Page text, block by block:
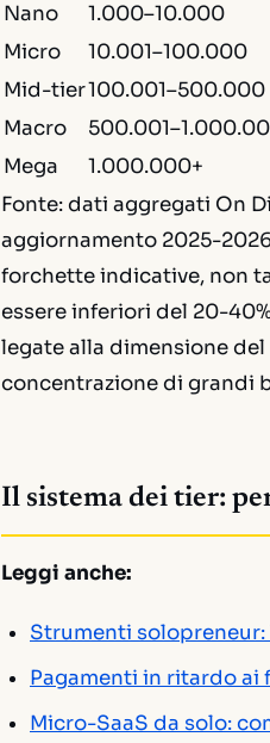
Nano
1.000–10.000
Micro
10.001–100.000
Mid-tier100.001–500.000
Macro
Mega
1.000.000+
Fonte: dati aggregati On
aggiornamento 2025-
forchette indicative, non
essere inferiori del 20-
legate alla dimensione
concentrazione di grandi
Il sistema dei tier:
Leggi anche:
Strumenti solopreneur:
Pagamenti in ritardo ai
Micro-SaaS da solo: